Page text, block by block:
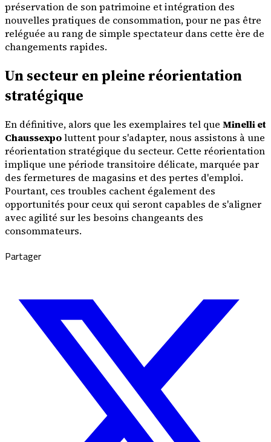
préservation de son patrimoine et intégration des
nouvelles pratiques de consommation, pour ne pas être
reléguée au rang de simple spectateur dans cette ère de
changements rapides.
Un secteur en pleine réorientation
stratégique
En définitive, alors que les exemplaires tel que Minelli et
Chaussexpoluttent pour s'adapter, nous assistons à une
réorientation stratégique du secteur. Cette réorientation
implique une période transitoire délicate, marquée par
des fermetures de magasins et des pertes d'emploi.
Pourtant, ces troubles cachent également des
opportunités pour ceux qui seront capables de s'aligner
avec agilité sur les besoins changeants des
consommateurs.
Partager